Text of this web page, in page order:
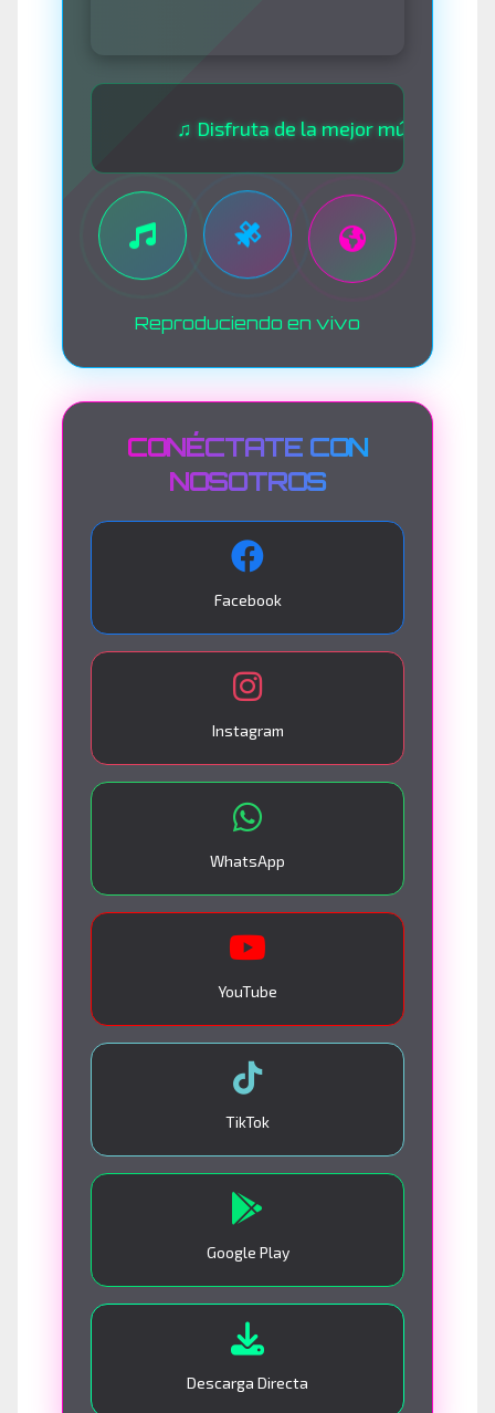
♫ Disfruta de la mejor música las 24
Reproduciendo en vivo
CONÉCTATE CON
NOSOTROS
Facebook
Instagram
WhatsApp
YouTube
TikTok
Google Play
Descarga Directa